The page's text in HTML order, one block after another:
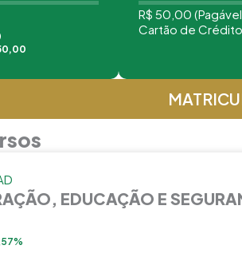
R$ 50,00
Cartão de
EDUCAÇÃO E